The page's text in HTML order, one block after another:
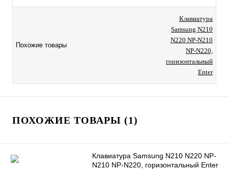
Похожие товары
Клавиатура
Samsung N210
N220 NP-N210
NP-N220,
горизонтальный
Enter
ПОХОЖИЕ ТОВАРЫ (1)
Клавиатура Samsung N210 N220 NP-
N210 NP-N220, горизонтальный Enter